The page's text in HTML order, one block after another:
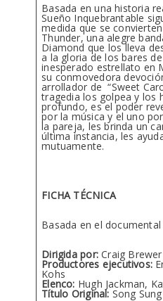
Basada en una historia
Sueño Inquebrantable
medida que se
Thunder, una alegre
Diamond que los lleva
a la gloria de los bares
inesperado estrellato en
su conmovedora
arrollador de “Sweet
tragedia los golpea y los
profundo, es el poder
por la música y el uno
la pareja, les brinda un
última instancia, les
mutuamente.
FICHA TÉCNICA
Basada en el
​Dirigida por:Craig Brewer
Productores ejecutivos:
Kohs
Elenco: Hugh Jackman,
Título Original: Song